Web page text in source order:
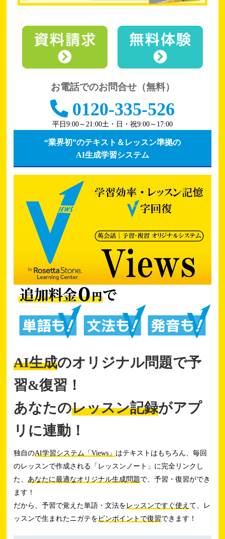
お電話でのお問合せ（無料）
0120-335-526
平日9:00～21:00土・日・祝9:00～17:00
“業界初”のテキスト＆レッスン準拠の
AI生成学習システム
AI生成のオリジナル問題で予
習&復習！
あなたのレッスン記録がアプ
リに連動！
独自のAI学習システム「Views」 はテキストはもちろん、毎回
のレッスンで作成される「レッスンノート」に完全リンクし
た、 あなたに最適なオリジナル生成問題 で、予習・復習ができ
ます！
だから、予習で覚えた単語・文法を レッスンですぐ使え て、レ
ッスンで生まれたニガテを ピンポイントで復習できます！